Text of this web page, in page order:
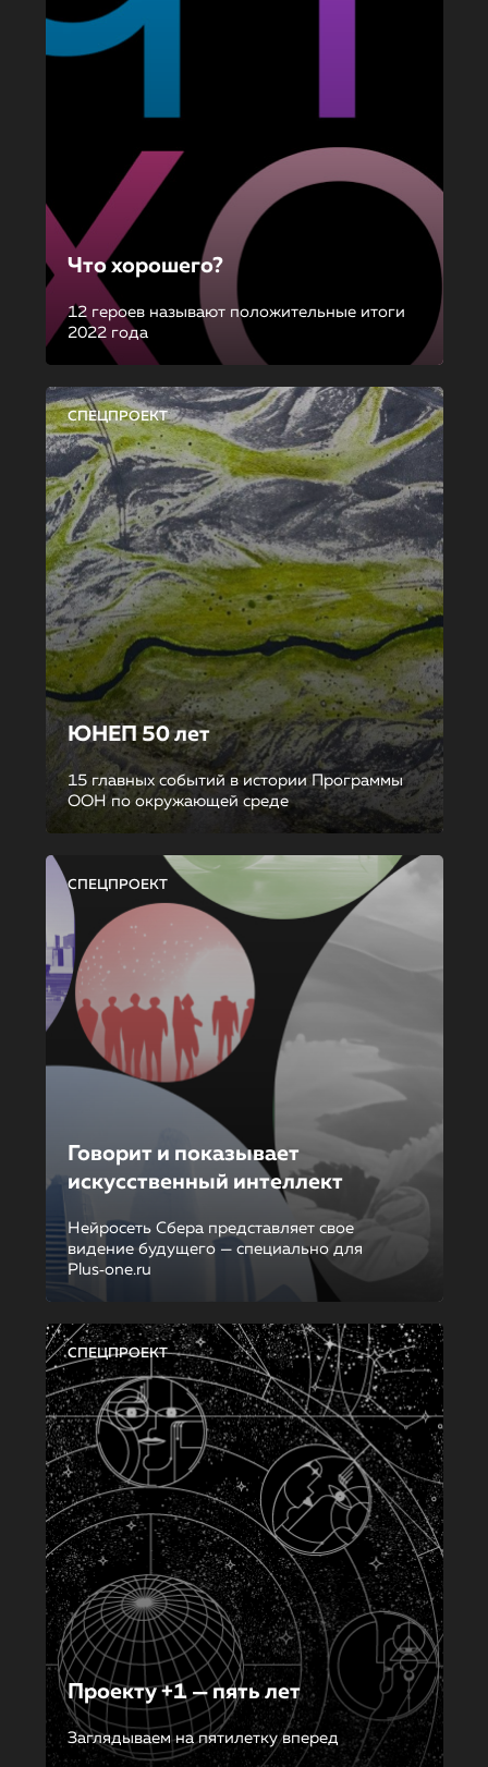
Что хорошего?
12 героев называют положительные итоги
2022 года
СПЕЦПРОЕКТ
ЮНЕП 50 лет
15 главных событий в истории Программы
ООН по окружающей среде
СПЕЦПРОЕКТ
Говорит и показывает
искусственный интеллект
Нейросеть Сбера представляет свое
видение будущего — специально для
Plus‑one.ru
СПЕЦПРОЕКТ
Проекту +1 — пять лет
Заглядываем на пятилетку вперед